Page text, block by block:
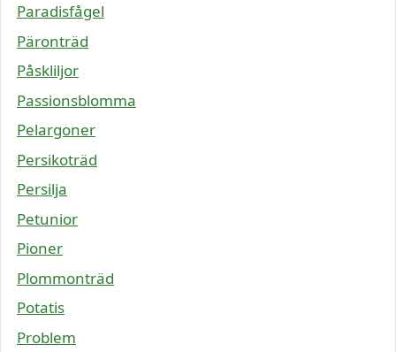
Paradisfågel
Päronträd
Påskliljor
Passionsblomma
Pelargoner
Persikoträd
Persilja
Petunior
Pioner
Plommonträd
Potatis
Problem